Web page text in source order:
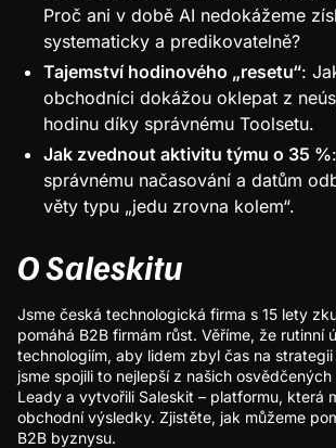
Proč ani v době AI nedokážeme
systematicky a predikovatelně?
Tajemství hodinového „resetu“:
obchodníci dokážou oklepat z
hodinu díky správnému Toolsetu.
Jak zvednout aktivitu týmu o 35 %
správnému načasování a datům
věty typu „jedu zrovna kolem“.
O Saleskitu
Jsme česká technologická firma s 15 lety
pomáhá B2B firmám růst. Věříme, že rutinní
technologiím, aby lidem zbyl čas na
jsme spojili to nejlepší z našich
Leady a vytvořili Saleskit – platformu, která
obchodní výsledky. Zjistěte, jak můžeme
B2B byznysu.